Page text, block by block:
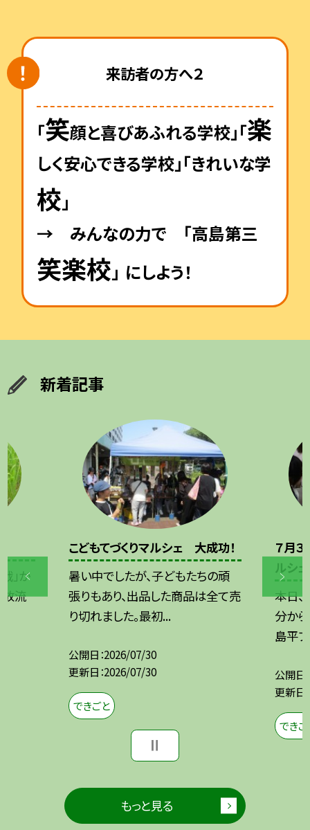
来訪者の方へ２
「笑顔と喜びあふれる学校」「楽
しく安心できる学校」「きれいな学
校 」
→ みんなの力で 「高島第三
笑楽校 」 にしよう！
新着記事
」か
放流
こどもてづくりマルシェ 大成功！
暑い中でしたが、子どもたちの頑
張りもあり、出品した商品は全て売
り切れました。最初...
公開日 2026/07/30
更新日 2026/07/30
できごと
７月３
ルシ
本日、
分か
島平
公開日
更新日
できご
もっと見る